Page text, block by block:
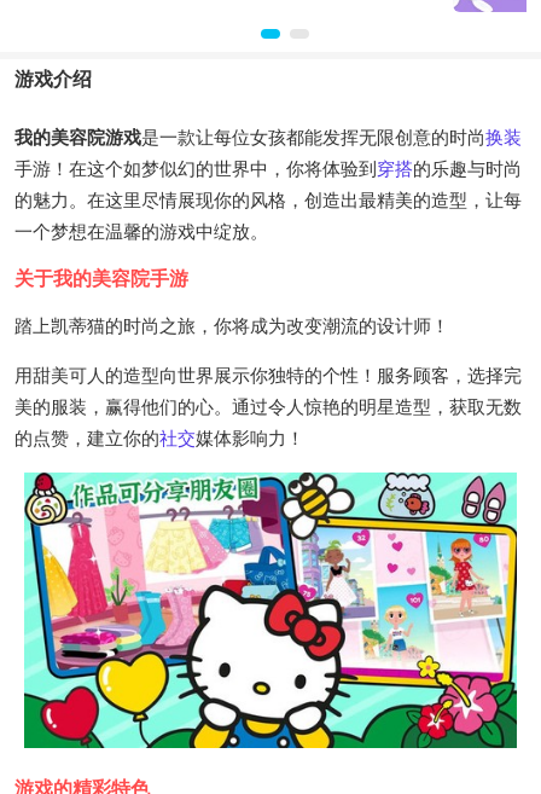
游戏介绍
我的美容院游戏是一款让每位女孩都能发挥无限创意的时尚换装
手游！在这个如梦似幻的世界中，你将体验到 穿搭的乐趣与时尚
的魅力。在这里尽情展现你的风格，创造出最精美的造型，让每
一个梦想在温馨的游戏中绽放。
关于我的美容院手游
踏上凯蒂猫的时尚之旅，你将成为改变潮流的设计师！
用甜美可人的造型向世界展示你独特的个性！服务顾客，选择完
美的服装，赢得他们的心。通过令人惊艳的明星造型，获取无数
的点赞，建立你的社交媒体影响力！
游戏的精彩特色